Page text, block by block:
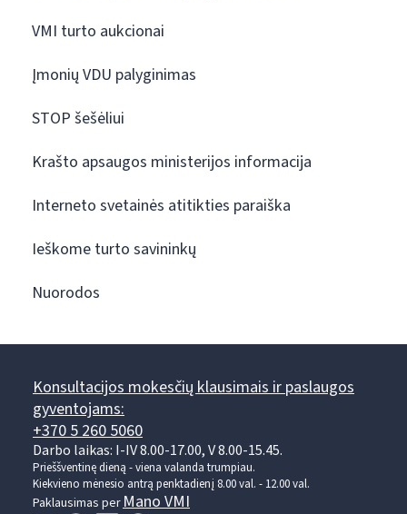
VMI turto aukcionai
Įmonių VDU palyginimas
STOP šešėliui
Krašto apsaugos ministerijos informacija
Interneto svetainės atitikties paraiška
Ieškome turto savininkų
Nuorodos
Konsultacijos mokesčių klausimais ir paslaugos
gyventojams:
+370 5 260 5060
Darbo laikas: I-IV 8.00-17.00, V 8.00-15.45.
Prieššventinę dieną - viena valanda trumpiau.
Kiekvieno mėnesio antrą penktadienį 8.00 val. - 12.00 val.
Paklausimas per Mano VMI